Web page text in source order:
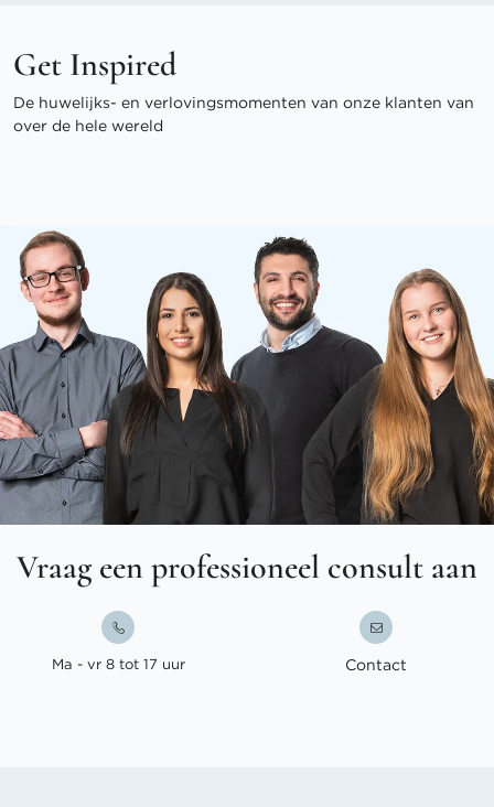
Get Inspired
De huwelijks- en verlovingsmomenten van onze klanten van
over de hele wereld
Vraag een professioneel consult aan
Ma - vr 8 tot 17 uur Contact